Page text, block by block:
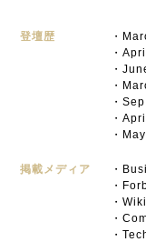
登壇歴
・
・
・
・
・
・
・
掲載メディア
・
・
・
・
・